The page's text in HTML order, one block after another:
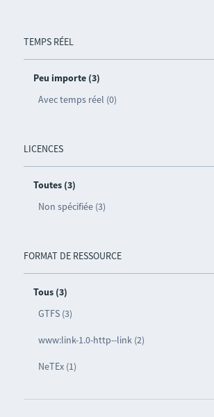
TEMPS RÉEL
Peu importe (3)
Avec temps réel (0)
LICENCES
Toutes (3)
Non spécifiée (3)
FORMAT DE RESSOURCE
Tous (3)
GTFS (3)
www:link-1.0-http--link (2)
NeTEx (1)